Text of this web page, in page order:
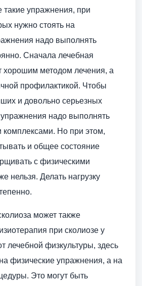
такие упражнения, при
нужно стоять на
надо выполнять
Сначала лечебная
хорошим методом лечения, а
профилактикой. Чтобы
и довольно серьезных
надо выполнять
комплексами. Но при этом,
и общее состояние
с физическими
нельзя. Делать нагрузку
может также
при сколиозе у
лечебной физкультуры, здесь
физические упражнения, а на
Это могут быть